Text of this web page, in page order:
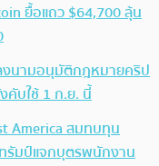
ยื้อแถว $64,700 ลุ้น
นามอนุมัติกฎหมายคริป
คับใช้ 1 ก.ย. นี้
America สมทบทุน
รัมป์แจกบุตรพนักงาน